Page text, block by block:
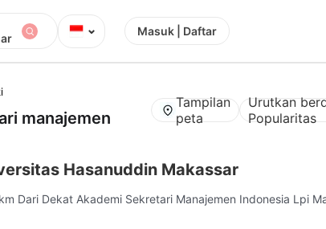
⌄ Masuk | Daftar
manajemen
Tampilan
peta
Urutkan
Popularitas
Hasanuddin Makassar
km Dari Dekat Akademi Sekretari Manajemen Indonesia Lpi